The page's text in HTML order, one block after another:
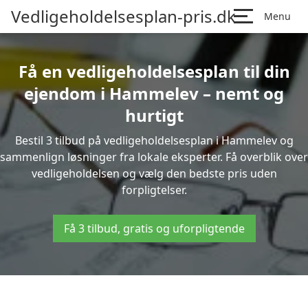
Vedligeholdelsesplan-pris.dk Menu
Få en vedligeholdelsesplan til din
ejendom i Hammelev – nemt og
hurtigt
Bestil 3 tilbud på vedligeholdelsesplan i Hammelev og
sammenlign løsninger fra lokale eksperter. Få overblik over
vedligeholdelsen og vælg den bedste pris uden
forpligtelser.
Få 3 tilbud, gratis og uforpligtende